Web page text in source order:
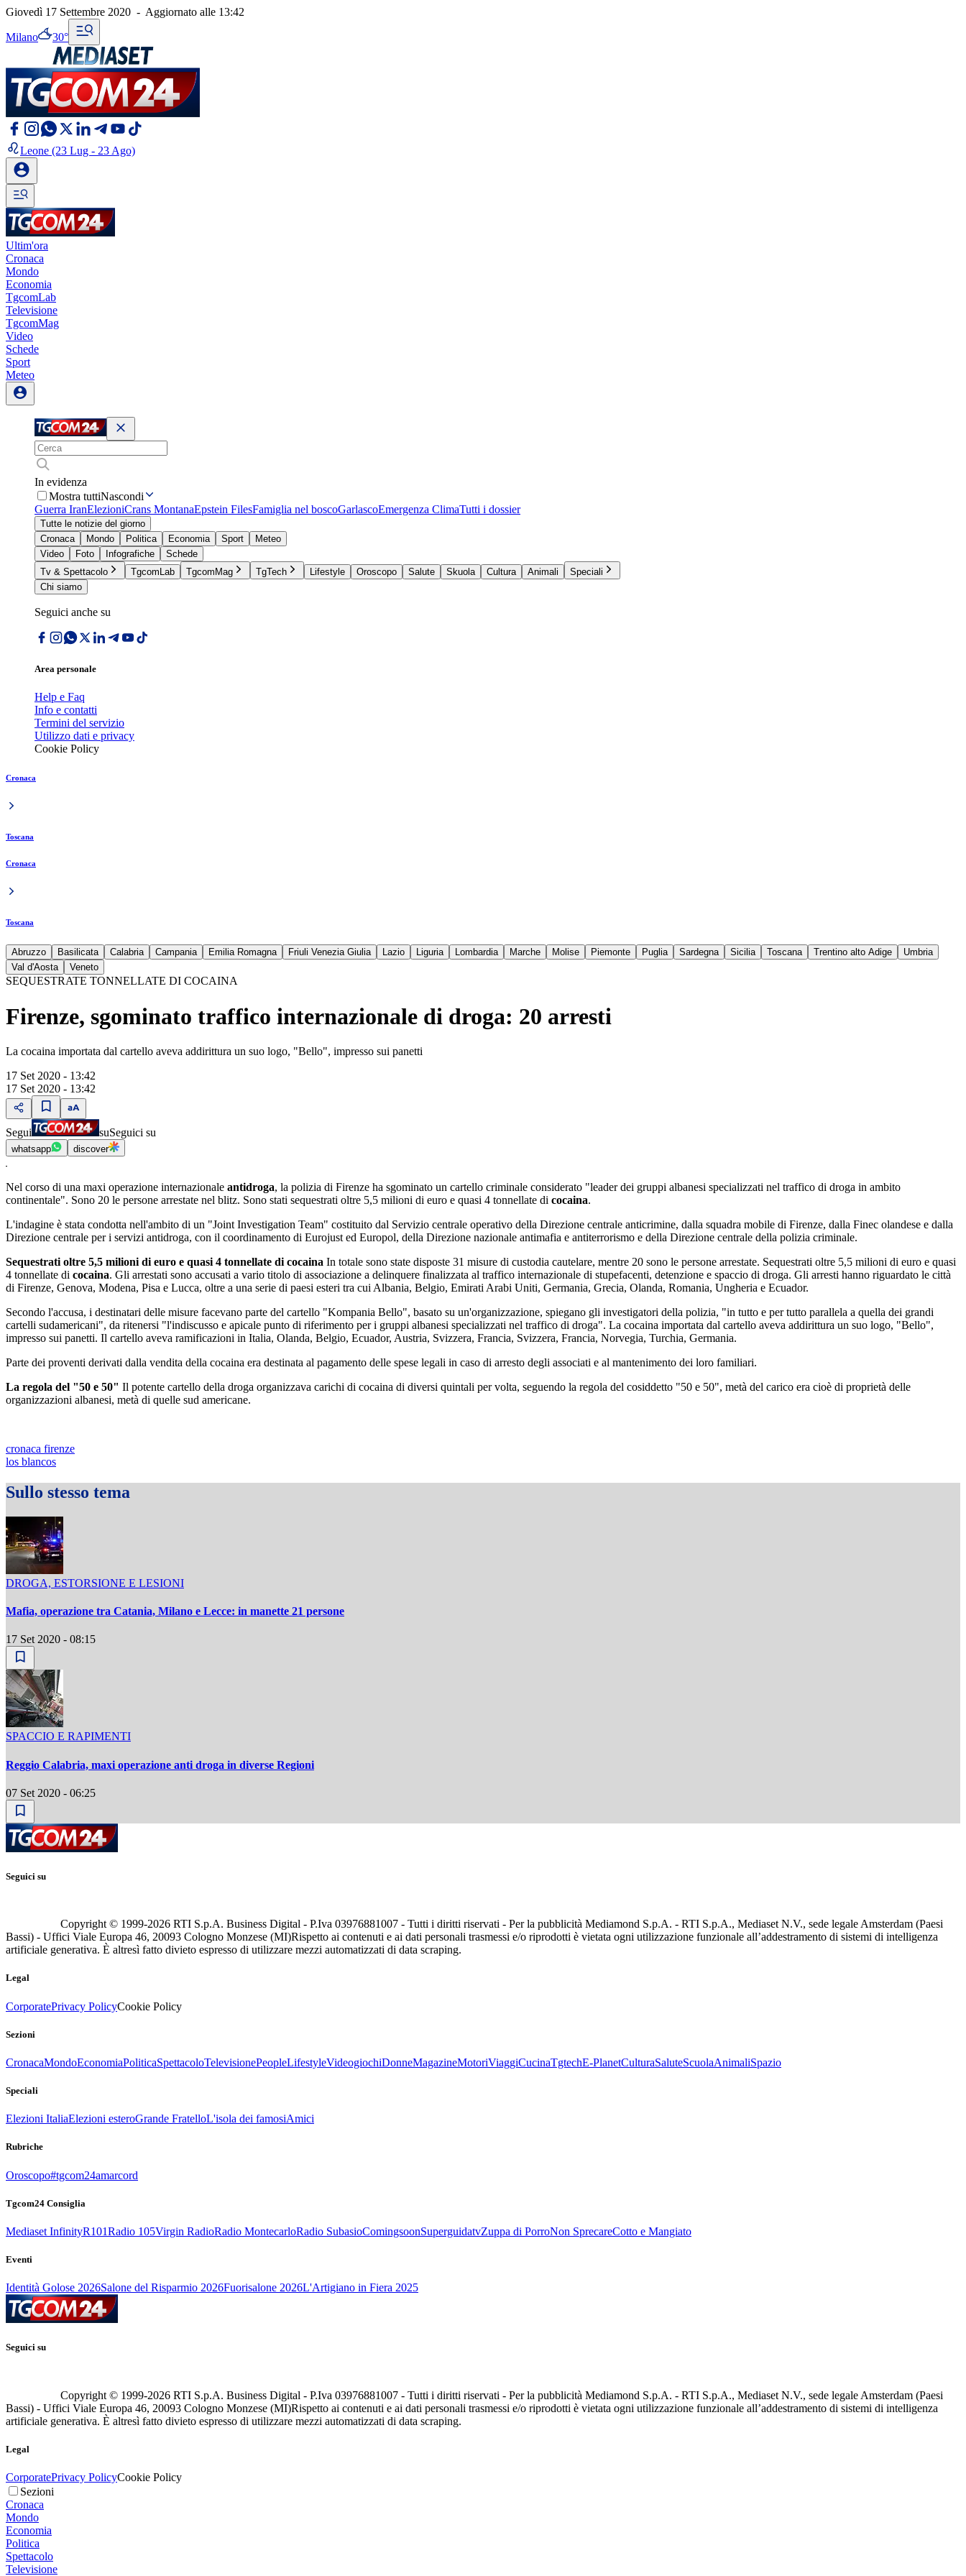
Giovedì 17 Settembre 2020 - Aggiornato alle 13:42
Milano 30°
Leone (23 Lug - 23 Ago)
Ultim'ora
Cronaca
Mondo
Economia
TgcomLab
Televisione
TgcomMag
Video
Schede
Sport
Meteo
In evidenza
Mostra tuttiNascondi
Guerra IranElezioniCrans MontanaEpstein FilesFamiglia nel boscoGarlascoEmergenza ClimaTutti i dossier
Tutte le notizie del giorno
Cronaca
Mondo Politica Economia Sport
Meteo
Video
Foto Infografiche
Schede
Tv & Spettacolo
TgcomLab TgcomMag TgTech Lifestyle Oroscopo Salute Skuola Cultura Animali
Speciali
Chi siamo
Seguici anche su
Area personale
Help e Faq
Info e contatti
Termini del servizio
Utilizzo dati e privacy
Cookie Policy
Cronaca
Toscana
Cronaca
Toscana
Abruzzo Basilicata Calabria Campania Emilia Romagna Friuli Venezia Giulia Lazio Liguria Lombardia Marche Molise Piemonte Puglia Sardegna Sicilia Toscana Trentino alto Adige
Umbria
Val d'Aosta
Veneto
SEQUESTRATE TONNELLATE DI COCAINA
Firenze, sgominato traffico internazionale di droga: 20 arresti
La cocaina importata dal cartello aveva addirittura un suo logo, "Bello", impresso sui panetti
17 Set 2020 - 13:42
17 Set 2020 - 13:42
Segui suSeguici su
whatsapp discover
Nel corso di una maxi operazione internazionale antidroga, la polizia di Firenze ha sgominato un cartello criminale considerato "leader dei gruppi albanesi specializzati nel traffico di droga in ambito
continentale". Sono 20 le persone arrestate nel blitz. Sono stati sequestrati oltre 5,5 milioni di euro e quasi 4 tonnellate di cocaina.
L'indagine è stata condotta nell'ambito di un "Joint Investigation Team" costituito dal Servizio centrale operativo della Direzione centrale anticrimine, dalla squadra mobile di Firenze, dalla Finec olandese e dalla
Direzione centrale per i servizi antidroga, con il coordinamento di Eurojust ed Europol, della Direzione nazionale antimafia e antiterrorismo e della Direzione centrale della polizia criminale.
Sequestrati oltre 5,5 milioni di euro e quasi 4 tonnellate di cocaina In totale sono state disposte 31 misure di custodia cautelare, mentre 20 sono le persone arrestate. Sequestrati oltre 5,5 milioni di euro e quasi
4 tonnellate di cocaina. Gli arrestati sono accusati a vario titolo di associazione a delinquere finalizzata al traffico internazionale di stupefacenti, detenzione e spaccio di droga. Gli arresti hanno riguardato le città
di Firenze, Genova, Modena, Pisa e Lucca, oltre a una serie di paesi esteri tra cui Albania, Belgio, Emirati Arabi Uniti, Germania, Grecia, Olanda, Romania, Ungheria e Ecuador.
Secondo l'accusa, i destinatari delle misure facevano parte del cartello "Kompania Bello", basato su un'organizzazione, spiegano gli investigatori della polizia, "in tutto e per tutto parallela a quella dei grandi
cartelli sudamericani", da ritenersi "l'indiscusso e apicale punto di riferimento per i gruppi albanesi specializzati nel traffico di droga". La cocaina importata dal cartello aveva addirittura un suo logo, "Bello",
impresso sui panetti. Il cartello aveva ramificazioni in Italia, Olanda, Belgio, Ecuador, Austria, Svizzera, Francia, Svizzera, Francia, Norvegia, Turchia, Germania.
Parte dei proventi derivati dalla vendita della cocaina era destinata al pagamento delle spese legali in caso di arresto degli associati e al mantenimento dei loro familiari.
La regola del "50 e 50" Il potente cartello della droga organizzava carichi di cocaina di diversi quintali per volta, seguendo la regola del cosiddetto "50 e 50", metà del carico era cioè di proprietà delle
organizzazioni albanesi, metà di quelle sud americane.
cronaca firenze
los blancos
Sullo stesso tema
DROGA, ESTORSIONE E LESIONI
Mafia, operazione tra Catania, Milano e Lecce: in manette 21 persone
17 Set 2020 - 08:15
SPACCIO E RAPIMENTI
Reggio Calabria, maxi operazione anti droga in diverse Regioni
07 Set 2020 - 06:25
Seguici su
Copyright © 1999-2026 RTI S.p.A. Business Digital - P.Iva 03976881007 - Tutti i diritti riservati - Per la pubblicità Mediamond S.p.A. - RTI S.p.A., Mediaset N.V., sede legale Amsterdam (Paesi
Bassi) - Uffici Viale Europa 46, 20093 Cologno Monzese (MI)Rispetto ai contenuti e ai dati personali trasmessi e/o riprodotti è vietata ogni utilizzazione funzionale all’addestramento di sistemi di intelligenza
artificiale generativa. È altresì fatto divieto espresso di utilizzare mezzi automatizzati di data scraping.
Legal
CorporatePrivacy PolicyCookie Policy
Sezioni
CronacaMondoEconomiaPoliticaSpettacoloTelevisionePeopleLifestyleVideogiochiDonneMagazineMotoriViaggiCucinaTgtechE-PlanetCulturaSaluteScuolaAnimaliSpazio
Speciali
Elezioni ItaliaElezioni esteroGrande FratelloL'isola dei famosiAmici
Rubriche
Oroscopo#tgcom24amarcord
Tgcom24 Consiglia
Mediaset InfinityR101Radio 105Virgin RadioRadio MontecarloRadio SubasioComingsoonSuperguidatvZuppa di PorroNon SprecareCotto e Mangiato
Eventi
Identità Golose 2026Salone del Risparmio 2026Fuorisalone 2026L'Artigiano in Fiera 2025
Seguici su
Copyright © 1999-2026 RTI S.p.A. Business Digital - P.Iva 03976881007 - Tutti i diritti riservati - Per la pubblicità Mediamond S.p.A. - RTI S.p.A., Mediaset N.V., sede legale Amsterdam (Paesi
Bassi) - Uffici Viale Europa 46, 20093 Cologno Monzese (MI)Rispetto ai contenuti e ai dati personali trasmessi e/o riprodotti è vietata ogni utilizzazione funzionale all’addestramento di sistemi di intelligenza
artificiale generativa. È altresì fatto divieto espresso di utilizzare mezzi automatizzati di data scraping.
Legal
CorporatePrivacy PolicyCookie Policy
Sezioni
Cronaca
Mondo
Economia
Politica
Spettacolo
Televisione